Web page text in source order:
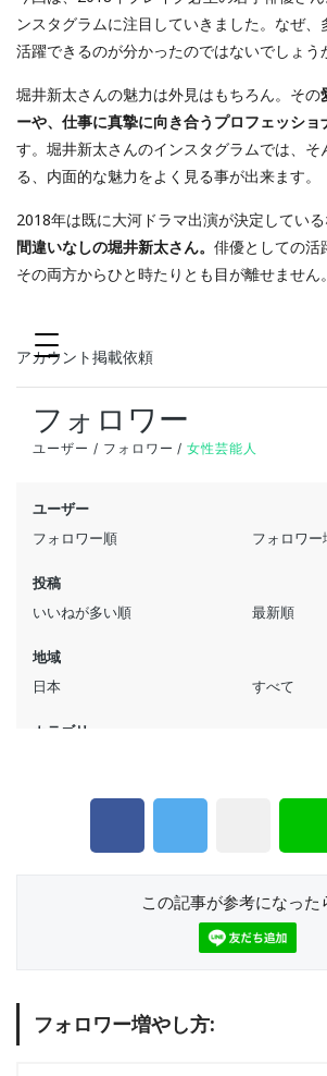
ンスタグラムに注目していきました。なぜ、
活躍できるのが分かったのではないでしょう
堀井新太さんの魅力は外見はもちろん。その
ーや、仕事に真摯に向き合うプロフェッショ
す。堀井新太さんのインスタグラムでは、そ
る、内面的な魅力をよく見る事が出来ます。
2018年は既に大河ドラマ出演が決定している
間違いなしの堀井新太さん。 俳優としての活
その両方からひと時たりとも目が離せません。
この記事が参考になった
フォロワー増やし方: